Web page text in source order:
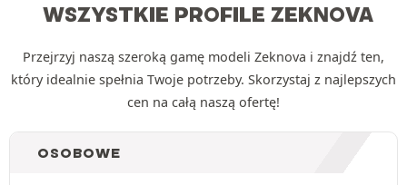
WSZYSTKIE PROFILE ZEKNOVA
Przejrzyj naszą szeroką gamę modeli Zeknova i znajdź ten,
który idealnie spełnia Twoje potrzeby. Skorzystaj z najlepszych
cen na całą naszą ofertę!
OSOBOWE